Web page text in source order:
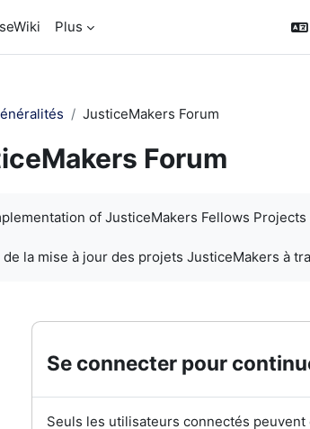
Plus
JusticeMakers Forum
Forum
of JusticeMakers Fellows
la mise à jour des projets JusticeMakers à
Se connecter pour
Seuls les utilisateurs connectés